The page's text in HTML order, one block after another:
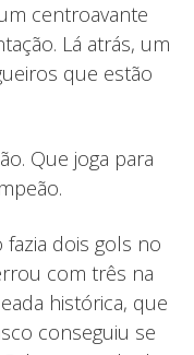
centroavante
Lá atrás, um
que estão
Que joga para
dois gols no
com três na
histórica, que
conseguiu se